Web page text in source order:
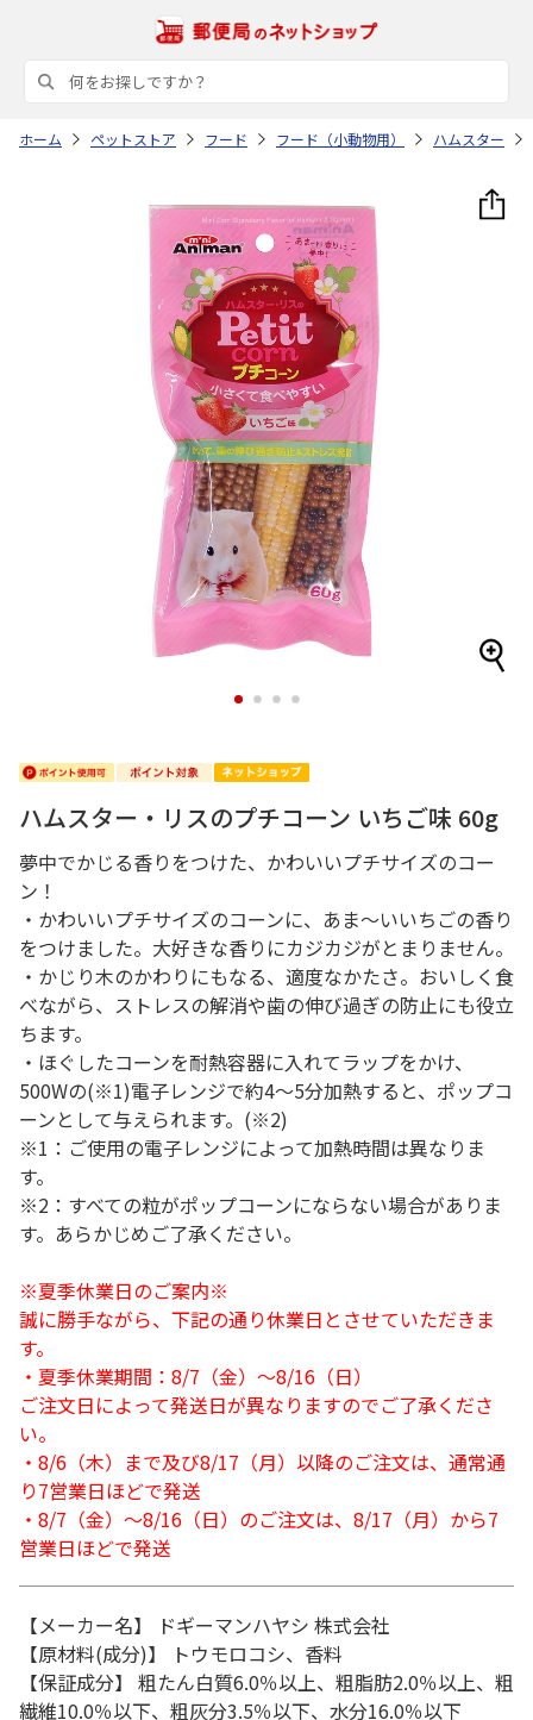
ホーム ペットストア フード フード（小動物用） ハムスター
1 2 3 4
ハムスター・リスのプチコーン いちご味 60g
夢中でかじる香りをつけた、かわいいプチサイズのコー
ン！
・かわいいプチサイズのコーンに、あま～いいちごの香り
をつけました。大好きな香りにカジカジがとまりません。
・かじり木のかわりにもなる、適度なかたさ。おいしく食
べながら、ストレスの解消や歯の伸び過ぎの防止にも役立
ちます。
・ほぐしたコーンを耐熱容器に入れてラップをかけ、
500Wの(※1)電子レンジで約4～5分加熱すると、ポップコ
ーンとして与えられます。(※2)
※1：ご使用の電子レンジによって加熱時間は異なりま
す。
※2：すべての粒がポップコーンにならない場合がありま
す。あらかじめご了承ください。
※夏季休業日のご案内※
誠に勝手ながら、下記の通り休業日とさせていただきま
す。
・夏季休業期間：8/7（金）～8/16（日）
ご注文日によって発送日が異なりますのでご了承くださ
い。
・8/6（木）まで及び8/17（月）以降のご注文は、通常通
り7営業日ほどで発送
・8/7（金）～8/16（日）のご注文は、8/17（月）から7
営業日ほどで発送
【メーカー名】 ドギーマンハヤシ 株式会社
【原材料(成分)】 トウモロコシ、香料
【保証成分】 粗たん白質6.0％以上、粗脂肪2.0％以上、粗
繊維10.0％以下、粗灰分3.5％以下、水分16.0％以下